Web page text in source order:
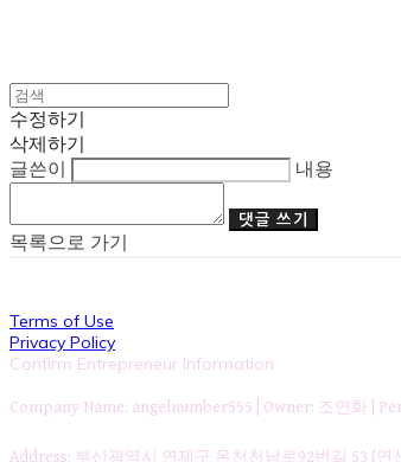
수정하기
삭제하기
글쓴이
내용
댓글 쓰기
목록으로 가기
Terms of Use
Privacy Policy
Confirm Entrepreneur Information
Company Name: angelnumber555 | Owner: 조연화 |
Address: 부산광역시 연제구 온천천남로92번길 53 (